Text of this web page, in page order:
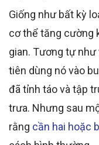
Giống như bất kỳ
cơ thể tăng cường
gian. Tương tự như
tiên dùng nó vào
đãtỉnh táo và tập
trưa. Nhưng sau
rằng cần hai hoặc